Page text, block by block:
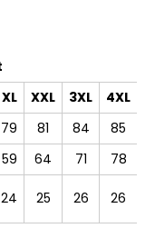
XL XXL 3XL
4XL
79 81 84
85
59 64 71
78
24 25 26 26